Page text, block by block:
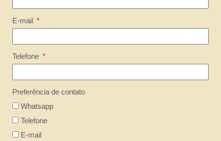
E-mail
Telefone
Preferência de contato
Whatsapp
Telefone
E-mail